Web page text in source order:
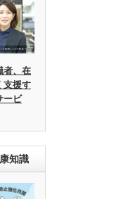
者、在
支援す
ービ
知識